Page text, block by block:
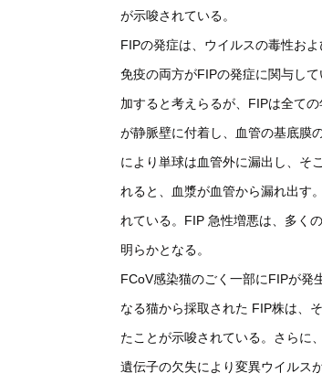
が示唆されている。
FIPの発症は、ウイルスの毒性お
免疫の両方がFIPの発症に関与し
加すると考えらるが、FIPは全て
が静脈壁に付着し、血管の基底膜
により単球は血管外に漏出し、そ
れると、血漿が血管から漏れ出す
れている。FIP 急性増悪は、多く
明らかとなる。
FCoV感染猫のごく一部にFIPが発
なる猫から採取された FIP株は、
たことが示唆されている。さらに
遺伝子の欠失により変異ウイルス